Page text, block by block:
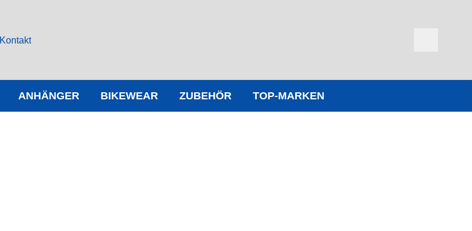
Kontakt
ANHÄNGER BIKEWEAR ZUBEHÖR TOP-MARKEN